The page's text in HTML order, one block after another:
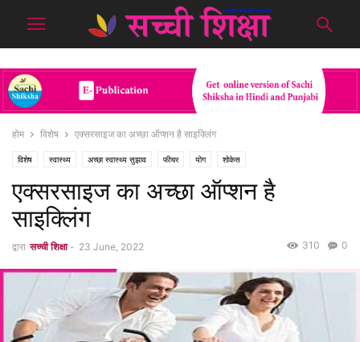
होम विशेष एक्सरसाइज का अच्छा ऑप्शन है साइक्लिंग
विशेष स्वास्थ्य अच्छा स्वास्थ्य सुझाव फीचर योग शोकेस
एक्सरसाइज का अच्छा ऑप्शन है
साइक्लिंग
द्वारा सच्ची शिक्षा - 23 June, 2022 0
310